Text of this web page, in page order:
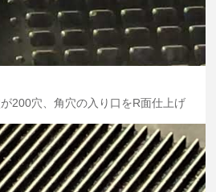
200穴、角穴の入り口をR面仕上げ